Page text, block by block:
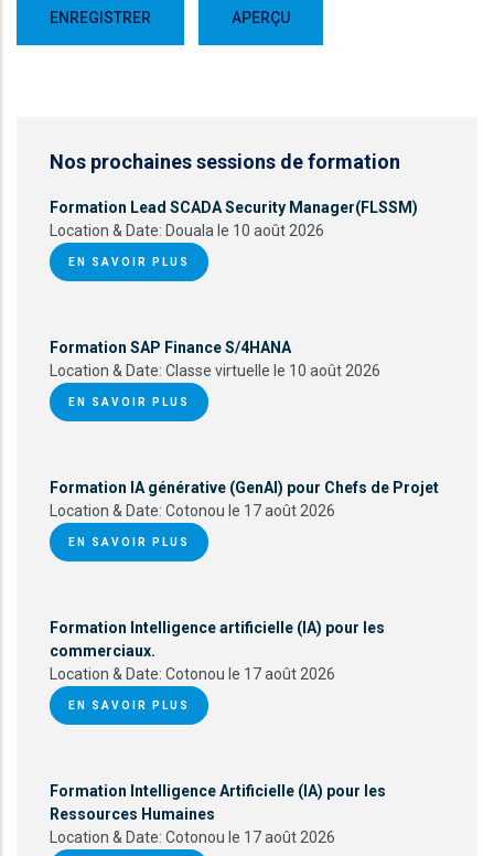
Nos prochaines sessions de formation
Formation Lead SCADA Security Manager(FLSSM)
Location & Date: Douala le 10 août 2026
EN SAVOIR PLUS
Formation SAP Finance S/4HANA
Location & Date: Classe virtuelle le 10 août 2026
EN SAVOIR PLUS
Formation IA générative (GenAI) pour Chefs de Projet
Location & Date: Cotonou le 17 août 2026
EN SAVOIR PLUS
Formation Intelligence artificielle (IA) pour les
commerciaux.
Location & Date: Cotonou le 17 août 2026
EN SAVOIR PLUS
Formation Intelligence Artificielle (IA) pour les
Ressources Humaines
Location & Date: Cotonou le 17 août 2026